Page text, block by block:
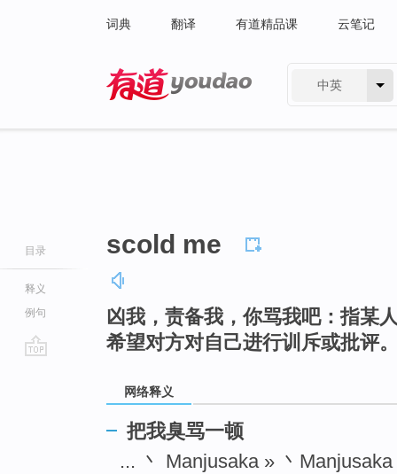
词典 翻译 有道精品课 云笔记
中英
目录
释义
例句
scold me
凶我，责备我，你骂我吧：指某
希望对方对自己进行训斥或批评
网络释义
把我臭骂一顿
... 丶 Manjusaka » 丶Manjusaka